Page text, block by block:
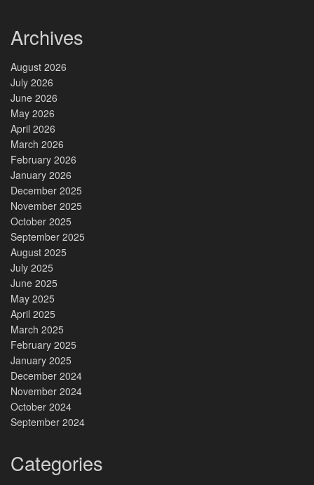
Archives
August 2026
July 2026
June 2026
May 2026
April 2026
March 2026
February 2026
January 2026
December 2025
November 2025
October 2025
September 2025
August 2025
July 2025
June 2025
May 2025
April 2025
March 2025
February 2025
January 2025
December 2024
November 2024
October 2024
September 2024
Categories